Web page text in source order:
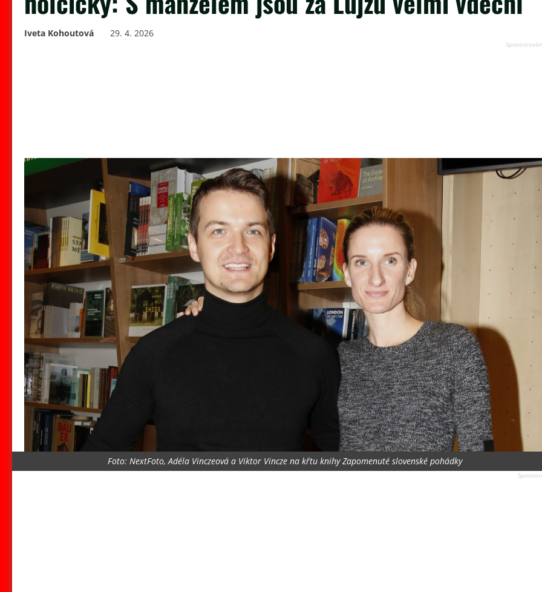
Iveta Kohoutová 29. 4. 2026
Foto: NextFoto, Adéla Vinczeová a Viktor Vincze na křtu knihy Zapomenuté slovenské pohádky